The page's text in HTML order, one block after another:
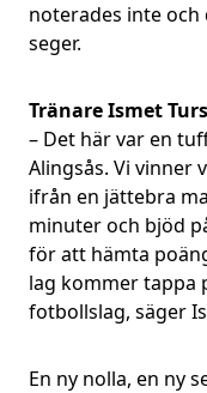
noterades inte
seger.
Tränare Ismet
– Det här var en
Alingsås. Vi vinner
ifrån en jättebra
minuter och bjöd
för att hämta
lag kommer tappa
fotbollslag, säger
En ny nolla, en ny